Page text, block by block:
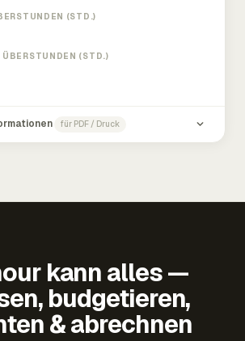
(STD.)
ÜBERSTUNDEN (STD.)
für PDF / Druck
kann alles —
budgetieren,
& abrechnen